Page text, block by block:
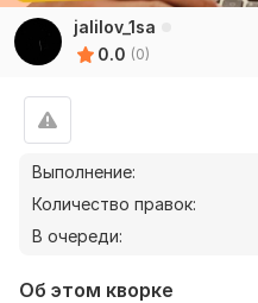
jalilov_1sa
0.0 (0)
Выполнение:
Количество правок:
В очереди:
Об этом кворке